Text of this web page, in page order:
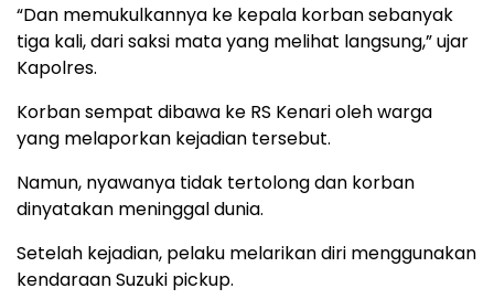
“Dan memukulkannya ke kepala korban sebanyak
tiga kali, dari saksi mata yang melihat langsung,” ujar
Kapolres.
Korban sempat dibawa ke RS Kenari oleh warga
yang melaporkan kejadian tersebut.
Namun, nyawanya tidak tertolong dan korban
dinyatakan meninggal dunia.
Setelah kejadian, pelaku melarikan diri menggunakan
kendaraan Suzuki pickup.